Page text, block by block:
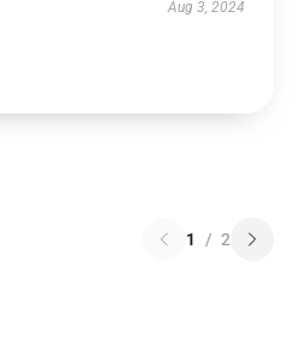
Aug 3, 2024
1 / 2